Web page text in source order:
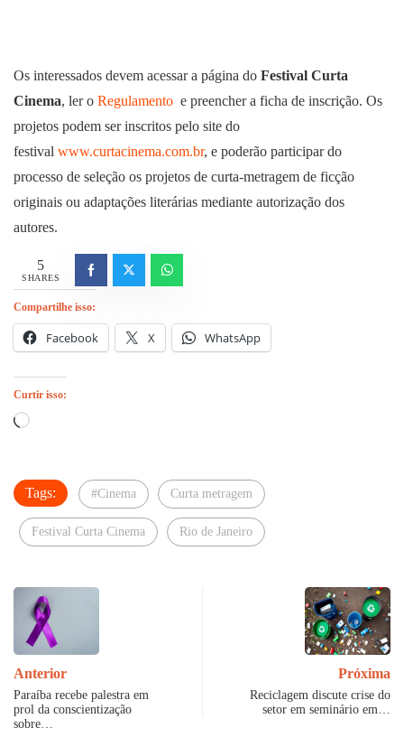
Os interessados devem acessar a página do Festival Curta
Cinema, ler o Regulamento e preencher a ficha de inscrição. Os
projetos podem ser inscritos pelo site do
festival www.curtacinema.com.br, e poderão participar do
processo de seleção os projetos de curta-metragem de ficção
originais ou adaptações literárias mediante autorização dos
autores.
5
SHARES
Compartilhe isso:
Facebook X WhatsApp
Curtir isso:
Carregando...
Tags: #Cinema Curta metragem
Festival Curta Cinema Rio de Janeiro
Anterior
Paraíba recebe palestra em
prol da conscientização
sobre…
Próxima
Reciclagem discute crise do
setor em seminário em…